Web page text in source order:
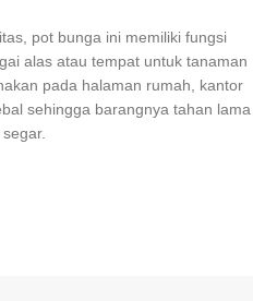
pot bunga ini memiliki fungsi
alas atau tempat untuk tanaman
pada halaman rumah, kantor
sehingga barangnya tahan lama